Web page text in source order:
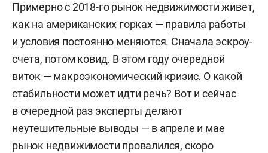
Примерно с 2018-го рынок недвижимости живет,
как на американских горках — правила работы
и условия постоянно меняются. Сначала эскроу-
счета, потом ковид. В этом году очередной
виток — макроэкономический кризис. О какой
стабильности может идти речь? Вот и сейчас
в очередной раз эксперты делают
неутешительные выводы — в апреле и мае
рынок недвижимости провалился, скоро